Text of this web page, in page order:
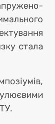
стала